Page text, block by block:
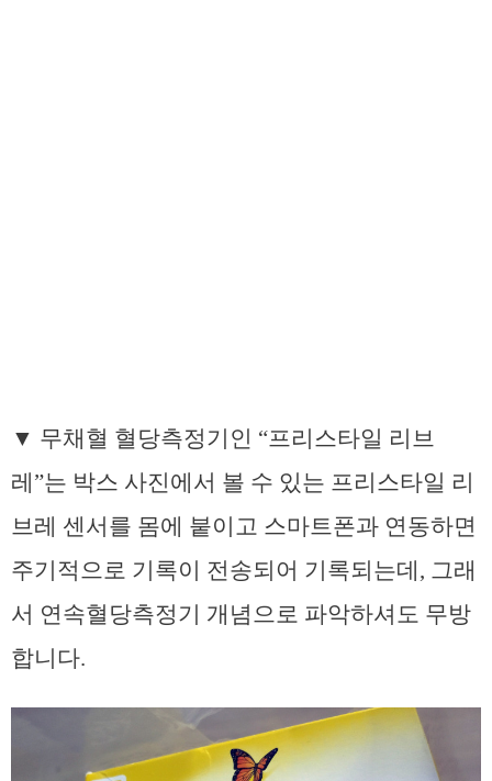
▼ 무채혈 혈당측정기인 “프리스타일 리브
레”는 박스 사진에서 볼 수 있는 프리스타일 리
브레 센서를 몸에 붙이고 스마트폰과 연동하면
주기적으로 기록이 전송되어 기록되는데, 그래
서 연속혈당측정기 개념으로 파악하셔도 무방
합니다.